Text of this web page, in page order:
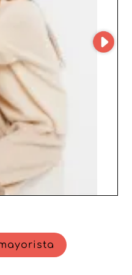
El equipo de Charlest
en cada etapa del
la entrega, garantizando
En definitiva,
de nuestra plataforma
para cualquier
su oferta. Con una
compromiso
de sus socios,
inteligente para todos
el mercado